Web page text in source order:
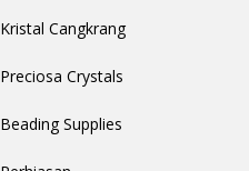
Kristal Cangkrang
Preciosa Crystals
Beading Supplies